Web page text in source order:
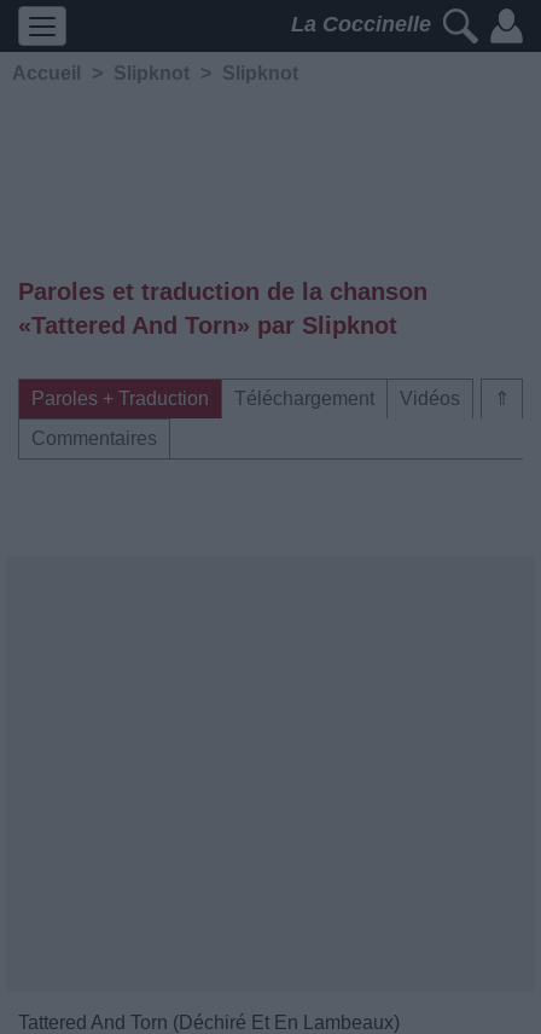
La Coccinelle
Accueil > Slipknot > Slipknot
Paroles et traduction de la chanson
«Tattered And Torn» par Slipknot
⇑
Paroles + Traduction Téléchargement
Vidéos
Commentaires
Tattered And Torn (Déchiré Et En Lambeaux)